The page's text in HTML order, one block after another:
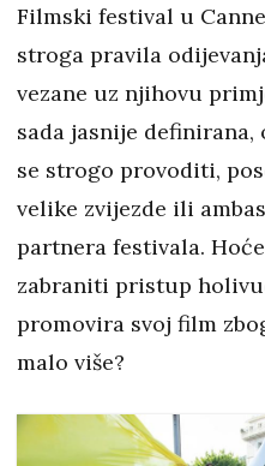
Filmski festival u
stroga pravila
vezane uz njihovu
sada jasnije
se strogo provoditi,
velike zvijezde ili
partnera festivala.
zabraniti pristup
promovira svoj film
malo više?